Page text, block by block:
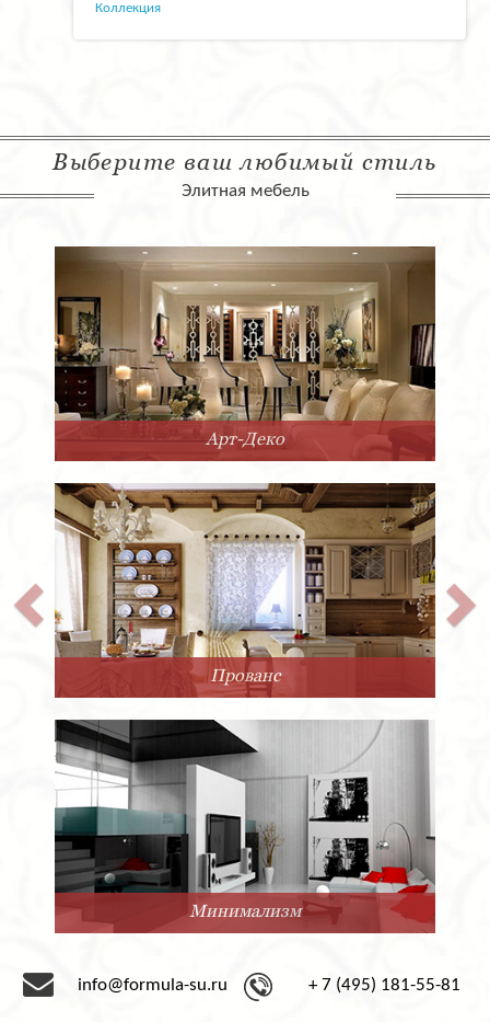
Коллекция
Выберите ваш любимый стиль
Элитная мебель
Арт-Деко
Прованс
Минимализм
info@formula-su.ru + 7 (495) 181-55-81